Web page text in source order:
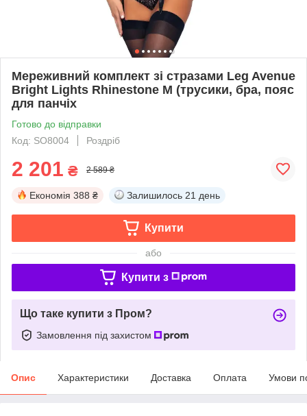
Мереживний комплект зі стразами Leg Avenue
Bright Lights Rhinestone M (трусики, бра, пояс
для панчіх
Готово до відправки
Код: SO8004
Роздріб
2 201 ₴ 2 589 ₴
Економія 388 ₴ Залишилось 21 день
Купити
або
Купити з
Що таке купити з Пром?
Замовлення під захистом
Опис Характеристики Доставка Оплата Умови